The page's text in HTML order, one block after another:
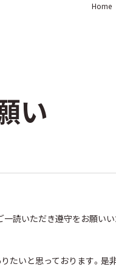
Home
い
読いただき遵守をお願いい
いと思っております。是